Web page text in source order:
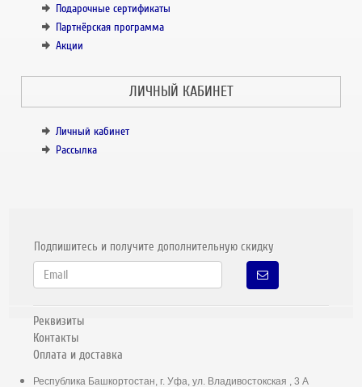
Подарочные сертификаты
Партнёрская программа
Акции
ЛИЧНЫЙ КАБИНЕТ
Личный кабинет
Рассылка
Подпишитесь и получите дополнительную скидку
Реквизиты
Контакты
Оплата и доставка
Республика Башкортостан, г. Уфа, ул. Владивостокская , 3 А